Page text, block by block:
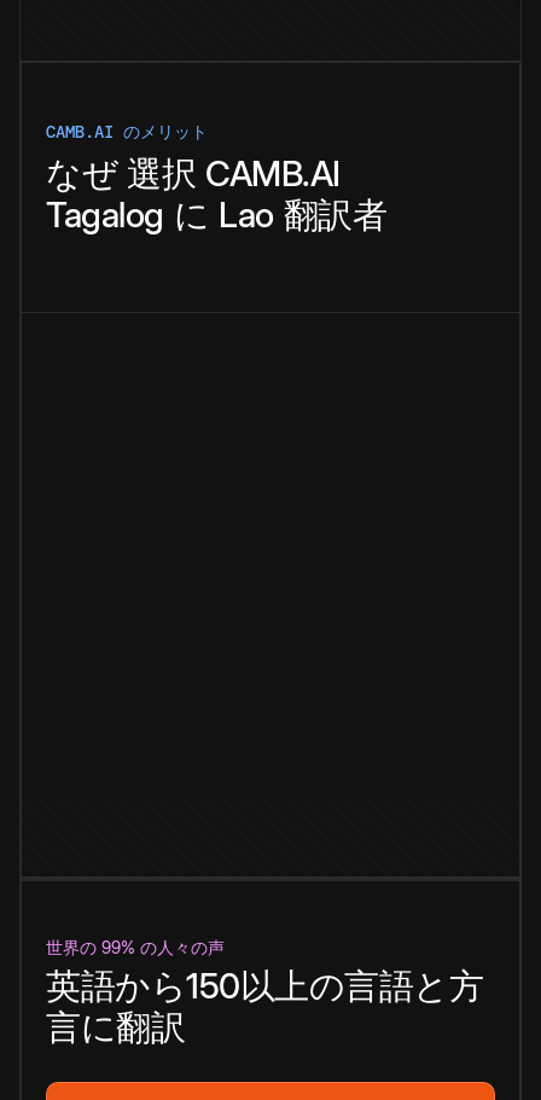
CAMB.AI のメリット
なぜ 選択 CAMB.AI
Tagalog に Lao 翻訳者
世界の 99% の人々の声
英語から150以上の言語と方
言に翻訳